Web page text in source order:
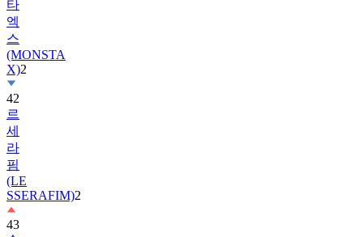
스
(MONSTA
X)
42
르
세
라
핌
(LE
SSERAFIM)
43
슈
퍼